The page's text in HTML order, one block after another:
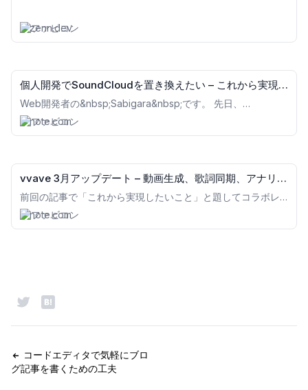
zenn.dev
個人開発でSoundCloudを置き換えたい – これから実現
したいこと｜vvave
Web開発者の&nbsp;Sabigara&nbsp;です。 先日、
vvave.app&nbsp;というSoundCloudのような楽曲投稿サー
ビスを公開したところ、X.com上で結構リポストされまし
た。 SoundCloudみたいな新規サービスを昨日公開しまし
す。https://t.co/2JvjdJOqR9 メンバーや依頼の募集、コラボ
レーション機能とかも検討中です。
pic.twitter.com/9cgU1rjxLH — Sabigara (@_sabigara)
January 19, 2024 ありがた
note.com
vvave 3月アップデート – 動画生成、歌詞同期、アナリテ
ィクスなど｜vvave
前回の記事で「これから実現したいこと」と題してコラボレ
ーション機能の構想を書きました。それから1ヶ月半ほど経
ち、（あまりコラボとは関係ないものばかりになってしまい
ましたが）vvaveをより便利で面白い場所にする機能をたく
Groovyさん @19810207t 、SFTさん @Glisten74
note.com
コードエディタで気軽にブロ
グ記事を書くための工夫